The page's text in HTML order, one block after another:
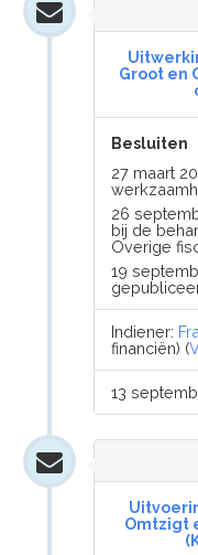
Groot en
Besluiten
27 maart
26
bij de
Overige
19
Indiener:
financiën) (
13
Omtzigt